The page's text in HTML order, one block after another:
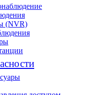
(NVR)